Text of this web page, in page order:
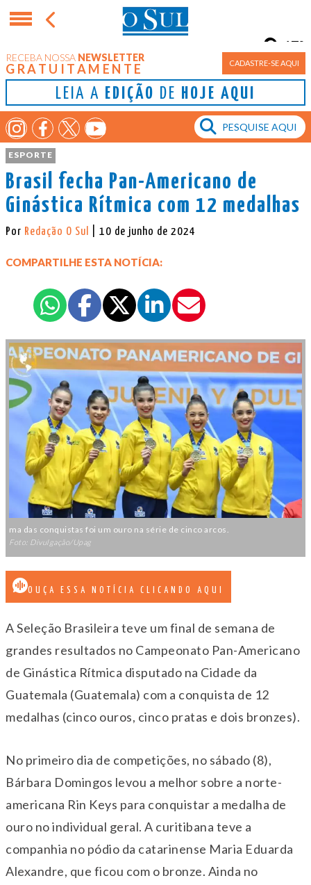
RECEBA NOSSA NEWSLETTER
GRATUITAMENTE CADASTRE-SE AQUI
LEIA A EDIÇÃO DE HOJE AQUI
Porto Alegre
17°
ESPORTE
Brasil fecha Pan-Americano de
Ginástica Rítmica com 12 medalhas
Por Redação O Sul | 10 de junho de 2024
COMPARTILHE ESTA NOTÍCIA:
ma das conquistas foi um ouro na série de cinco arcos.
Foto: Divulgação/Upag
OUÇA ESSA NOTÍCIA CLICANDO AQUI
A Seleção Brasileira teve um final de semana de
grandes resultados no Campeonato Pan-Americano
de Ginástica Rítmica disputado na Cidade da
Guatemala (Guatemala) com a conquista de 12
medalhas (cinco ouros, cinco pratas e dois bronzes).
No primeiro dia de competições, no sábado (8),
Bárbara Domingos levou a melhor sobre a norte-
americana Rin Keys para conquistar a medalha de
ouro no individual geral. A curitibana teve a
companhia no pódio da catarinense Maria Eduarda
Alexandre, que ficou com o bronze. Ainda no